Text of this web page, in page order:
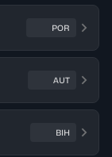
POR
AUT
BIH